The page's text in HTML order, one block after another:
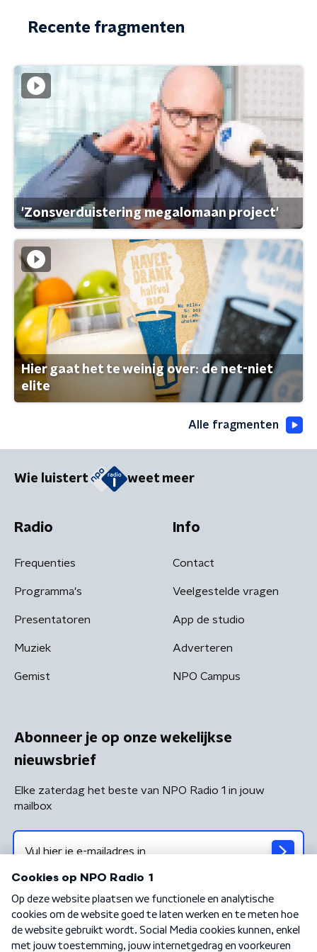
Recente fragmenten
'Zonsverduistering megalomaan project'
Hier gaat het te weinig over: de net-niet
elite
Alle fragmenten
Wie luistert weet meer
Radio
Frequenties
Programma's
Presentatoren
Muziek
Gemist
Info
Contact
Veelgestelde vragen
App de studio
Adverteren
NPO Campus
Abonneer je op onze wekelijkse
nieuwsbrief
Elke zaterdag het beste van NPO Radio 1 in jouw
mailbox
Algemene voorwaarden Privacybeleid